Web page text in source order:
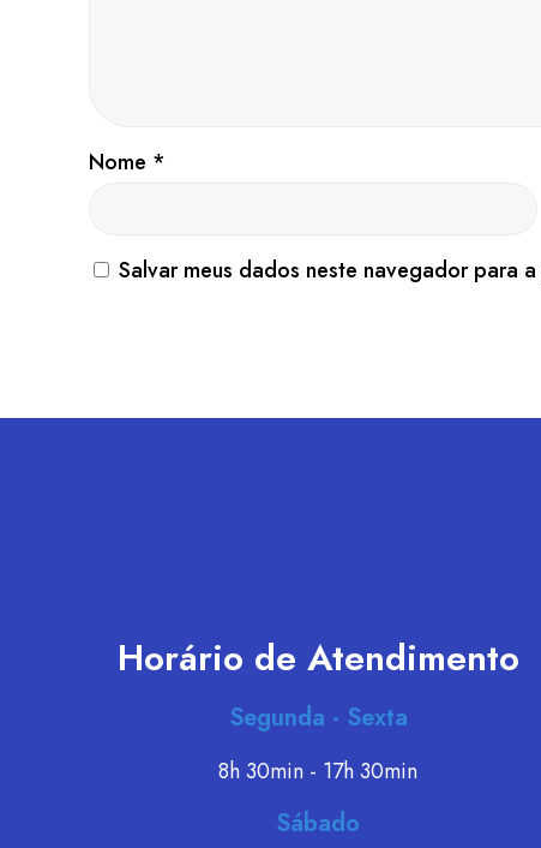
Nome *
Salvar meus dados neste navegador para
Horário de Atendimento
Segunda - Sexta
8h 30min - 17h 30min
Sábado